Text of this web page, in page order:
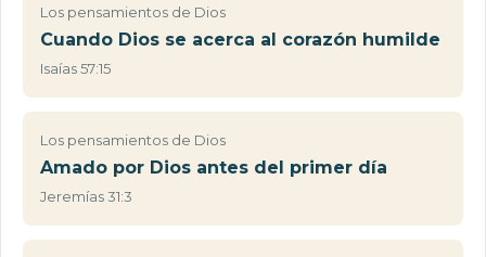
Los pensamientos de Dios
Cuando Dios se acerca al corazón humilde
Isaías 57:15
Los pensamientos de Dios
Amado por Dios antes del primer día
Jeremías 31:3